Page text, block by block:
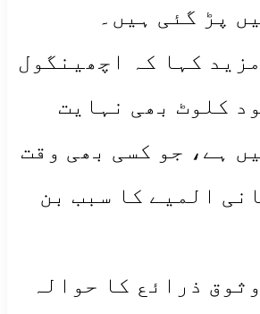
پڑ گئی ہیں۔
کہا کہ اچھینگول
کلوٹ بھی نہایت
ہے، جو کسی بھی وقت
المیے کا سبب بن
ذرائع کا حوالہ